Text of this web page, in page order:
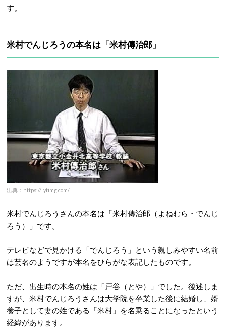
す。
米村でんじろうの本名は「米村傳治郎」
出典：https://i.ytimg.com/
米村でんじろうさんの本名は 「米村傳治郎（よねむら・ でんじ
ろう）
」です。
テレビなどで見かける「でんじろう」という親しみやすい名前
は芸名のようですが本名をひらがな表記したものです。
ただ、出生時の本名の姓は「戸谷（とや）」でした。 後述しま
すが、米村でんじろうさんは大学院を卒業した後に結婚し、婿
養子として妻の姓である「米村」を名乗ることになったという
経緯があります。